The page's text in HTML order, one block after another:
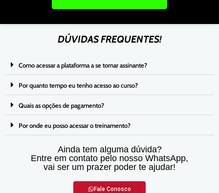
DÚVIDAS FREQUENTES!
Como acessar a plataforma a se tornar assinante?
Por quanto tempo eu tenho acesso ao curso?
Quais as opções de pagamento?
Por onde eu posso acessar o treinamento?
Ainda tem alguma dúvida?
Entre em contato pelo nosso WhatsApp,
vai ser um prazer poder te ajudar!
Fale Conosco